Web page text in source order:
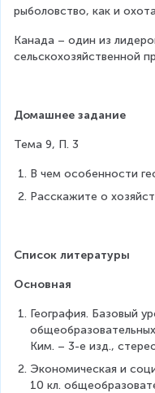
рыболовство, как и
Канада – один из
сельскохозяйственной
Домашнее задание
Тема 9, П. 3
В чем особенности
Расскажите о
Список литературы
Основная
География. Базовый
Ким. – 3-е изд.,
Экономическая и
10 кл.